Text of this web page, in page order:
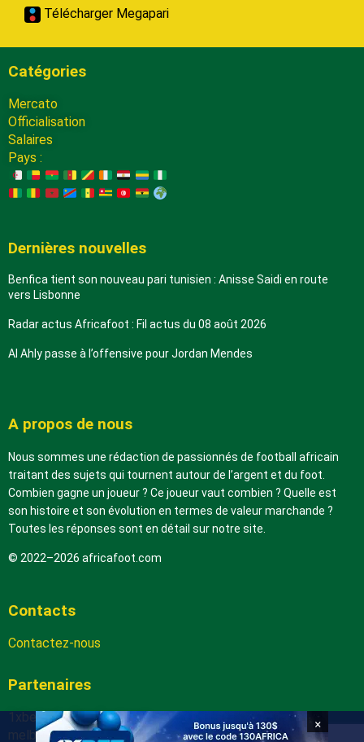
Télécharger Megapari
Catégories
Mercato
Officialisation
Salaires
Pays :
Dernières nouvelles
Benfica tient son nouveau pari tunisien : Anisse Saidi en route
vers Lisbonne
Radar actus Africafoot : Fil actus du 08 août 2026
Al Ahly passe à l’offensive pour Jordan Mendes
A propos de nous
Nous sommes une rédaction de passionnés de football africain
traitant des sujets qui tournent autour de l’argent et du foot.
Combien gagne un joueur ? Ce joueur vaut combien ? Quelle est
son histoire et son évolution en termes de valeur marchande ?
Toutes les réponses sont en détail sur notre site.
© 2022–2026 africafoot.com
Contacts
Contactez-nous
Partenaires
1xbetapk.africafoot.com
melbet.africafoot.com
×